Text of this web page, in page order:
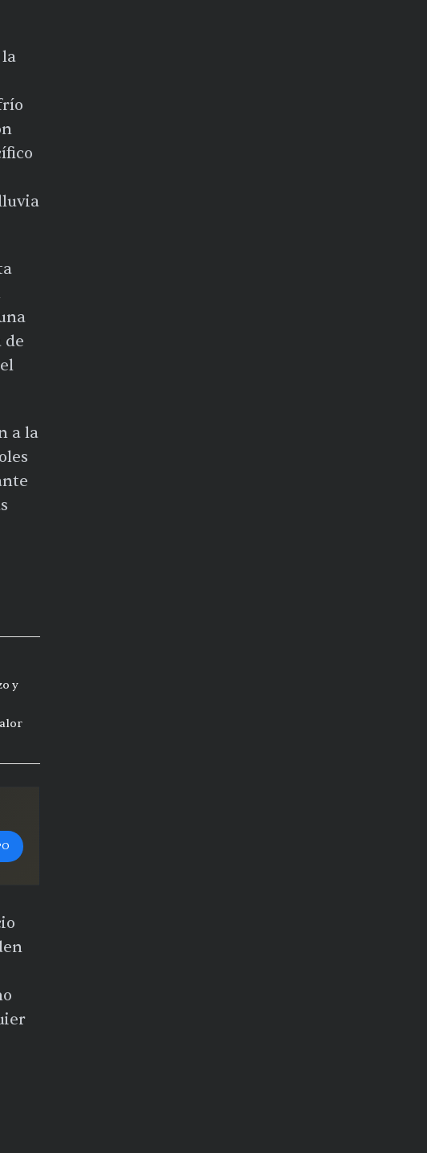
de
a la
y